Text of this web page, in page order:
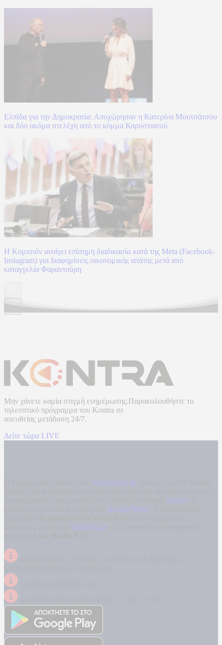
Ελπίδα για την Δημοκρατία: Αποχώρησαν η Κατερίνα Μουτσάτσου
και δύο ακόμα στελέχη από το κόμμα Καρυστιανού
Η Κομισιόν ανοίγει επίσημη διαδικασία κατά της Meta (Facebook-
Instagram) για διαφημίσεις οικονομικής απάτης μετά από
καταγγελία Φαραντούρη
Μην χάνετε καμία στιγμή ενημέρωσης.Παρακολουθήστε το
τηλεοπτικό πρόγραμμα του Kontra σε
απευθείας μετάδοση 24/7.
Δείτε τώρα LIVE
kontranews.gr
Kontra
Kontra News
Filathlos.gr